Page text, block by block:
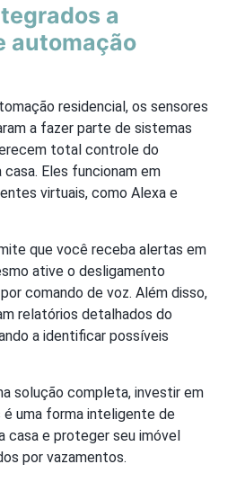
a
automação
residencial, os sensores
a fazer parte de sistemas
total controle do
Eles funcionam em
virtuais, como Alexa e
que você receba alertas em
ative o desligamento
comando de voz. Além disso,
relatórios detalhados do
a identificar possíveis
solução completa, investir em
uma forma inteligente de
casa e proteger seu imóvel
por vazamentos.